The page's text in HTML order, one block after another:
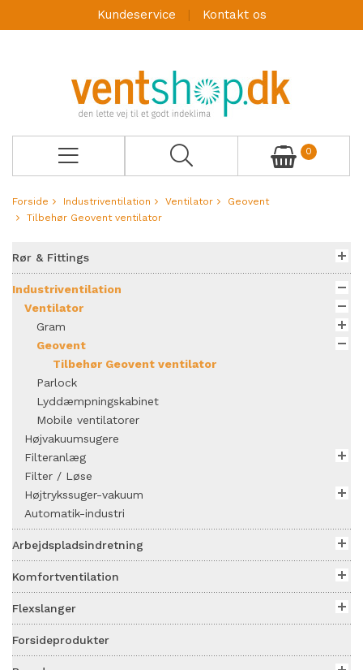
Kundeservice Kontakt os
0
Forside Industriventilation Ventilator
Geovent
Tilbehør Geovent ventilator
Rør & Fittings
Industriventilation
Ventilator
Gram
Geovent
Tilbehør Geovent ventilator
Parlock
Lyddæmpningskabinet
Mobile ventilatorer
Højvakuumsugere
Filteranlæg
Filter / Løse
Højtrykssuger-vakuum
Automatik-industri
Arbejdspladsindretning
Komfortventilation
Flexslanger
Forsideprodukter